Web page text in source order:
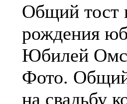
Общий тост
рождения
Юбилей
Фото.
на свадьбу